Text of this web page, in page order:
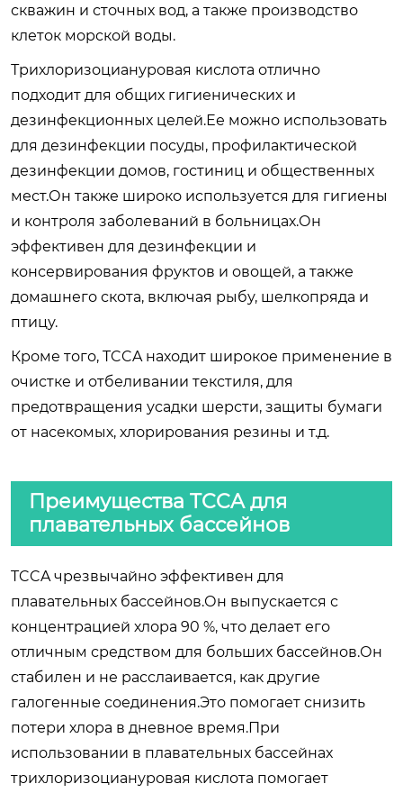
скважин и сточных вод, а также производство
клеток морской воды.
Трихлоризоциануровая кислота отлично
подходит для общих гигиенических и
дезинфекционных целей.Ее можно использовать
для дезинфекции посуды, профилактической
дезинфекции домов, гостиниц и общественных
мест.Он также широко используется для гигиены
и контроля заболеваний в больницах.Он
эффективен для дезинфекции и
консервирования фруктов и овощей, а также
домашнего скота, включая рыбу, шелкопряда и
птицу.
Кроме того, TCCA находит широкое применение в
очистке и отбеливании текстиля, для
предотвращения усадки шерсти, защиты бумаги
от насекомых, хлорирования резины и т.д.
Преимущества TCCA для
плавательных бассейнов
TCCA чрезвычайно эффективен для
плавательных бассейнов.Он выпускается с
концентрацией хлора 90 %, что делает его
отличным средством для больших бассейнов.Он
стабилен и не расслаивается, как другие
галогенные соединения.Это помогает снизить
потери хлора в дневное время.При
использовании в плавательных бассейнах
трихлоризоциануровая кислота помогает